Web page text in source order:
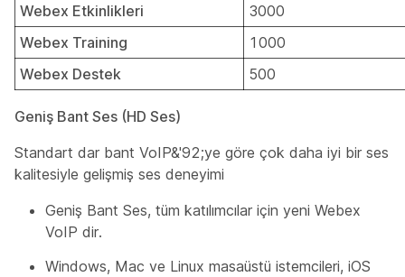
Webex Etkinlikleri
3000
Webex Training
1000
Webex Destek
500
Geniş Bant Ses (HD Ses)
Standart dar bant VoIP&'92;ye göre çok daha iyi bir ses
kalitesiyle gelişmiş ses deneyimi
Geniş Bant Ses, tüm katılımcılar için yeni Webex
VoIP dir.
Windows, Mac ve Linux masaüstü istemcileri, iOS